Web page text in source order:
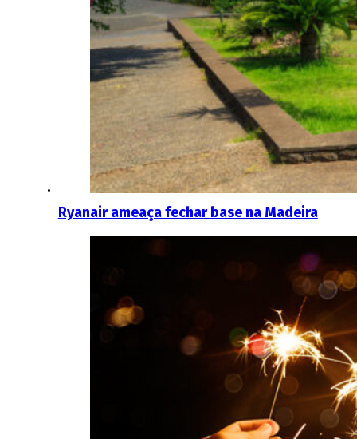
Ryanair ameaça fechar base na Madeira